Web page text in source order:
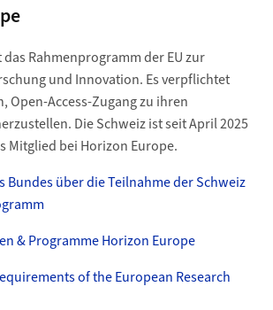
Rahmenprogramm der EU zur
und Innovation. Es verpflichtet
Open-Access-Zugang zu ihren
Die Schweiz ist seit April 2025
Mitglied bei Horizon Europe.
Bundes über die Teilnahme der Schweiz
& Programme Horizon Europe
of the European Research